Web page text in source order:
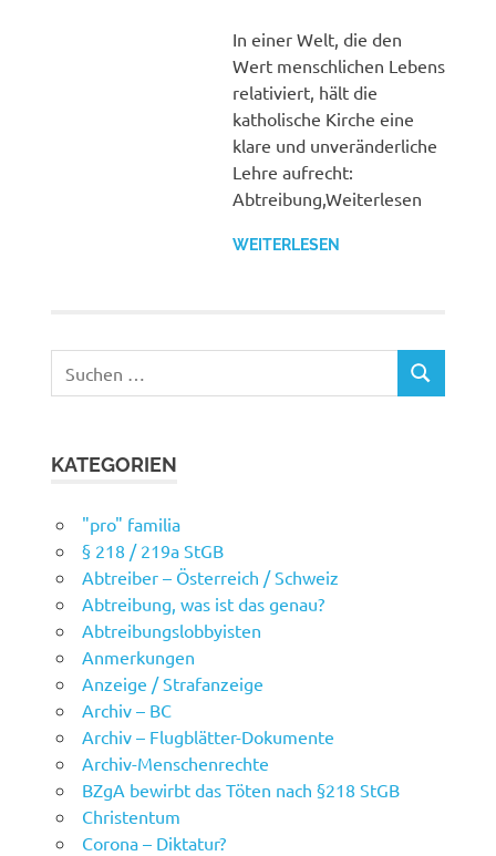
In einer Welt, die den
Wert menschlichen Lebens
relativiert, hält die
katholische Kirche eine
klare und unveränderliche
Lehre aufrecht:
Abtreibung,Weiterlesen
WEITERLESEN
nach:
SUCHEN
KATEGORIEN
"pro" familia
§ 218 / 219a StGB
Abtreiber – Österreich / Schweiz
Abtreibung, was ist das genau?
Abtreibungslobbyisten
Anmerkungen
Anzeige / Strafanzeige
Archiv – BC
Archiv – Flugblätter-Dokumente
Archiv-Menschenrechte
BZgA bewirbt das Töten nach §218 StGB
Christentum
Corona – Diktatur?